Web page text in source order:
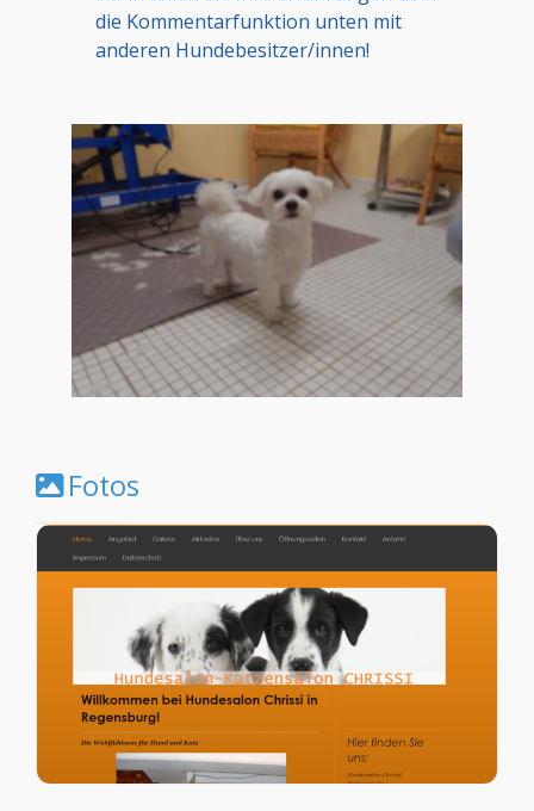
die Kommentarfunktion unten mit
anderen Hundebesitzer/innen!
Fotos